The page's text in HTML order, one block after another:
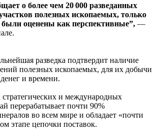
о более чем 20 000 разведанных
полезных ископаемых, только
были оценены как перспективные”, —
разведка подтвердит наличие
полезных ископаемых, для их добычи
и времени.
и международных
перерабатывает почти 90%
во всем мире и обладает «почти
этапе цепочки поставок.